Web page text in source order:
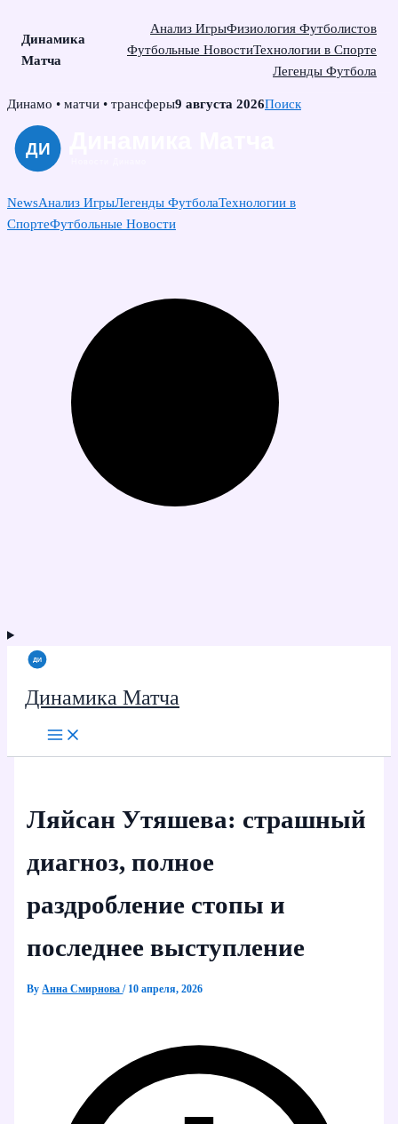
Динамика
Матча
Анализ ИгрыФизиология Футболистов
Футбольные НовостиТехнологии в Спорте
Легенды Футбола
Skip
content
Динамо • матчи • трансферы9 августа 2026Поиск
NewsАнализ ИгрыЛегенды ФутболаТехнологии в
СпортеФутбольные Новости
Динамика Матча
Ляйсан Утяшева: страшный
диагноз, полное
раздробление стопы и
последнее выступление
ByАнна Смирнова/ 10 апреля, 2026